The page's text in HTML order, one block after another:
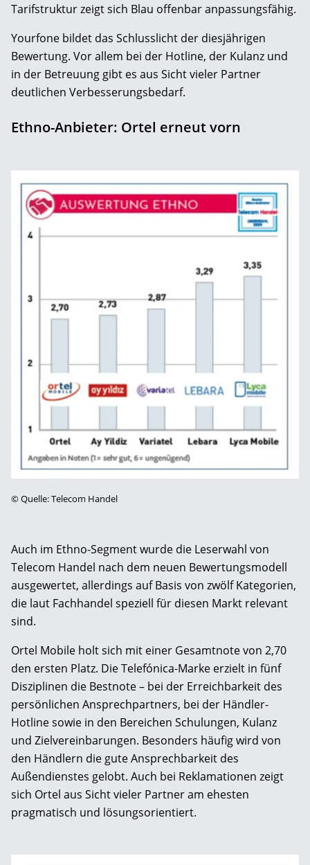
Tarifstruktur zeigt sich Blau offenbar anpassungsfähig.
Yourfone bildet das Schlusslicht der diesjährigen
Bewertung. Vor allem bei der Hotline, der Kulanz und
in der Betreuung gibt es aus Sicht vieler Partner
deutlichen Verbesserungsbedarf.
Ethno-Anbieter: Ortel erneut vorn
©Quelle: Telecom Handel
Auch im Ethno-Segment wurde die Leserwahl von
Telecom Handel nach dem neuen Bewertungsmodell
ausgewertet, allerdings auf Basis von zwölf Kategorien,
die laut Fachhandel speziell für diesen Markt relevant
sind.
Ortel Mobile holt sich mit einer Gesamtnote von 2,70
den ersten Platz. Die Telefónica-Marke erzielt in fünf
Disziplinen die Bestnote – bei der Erreichbarkeit des
persönlichen Ansprechpartners, bei der Händler-
Hotline sowie in den Bereichen Schulungen, Kulanz
und Zielvereinbarungen. Besonders häufig wird von
den Händlern die gute Ansprechbarkeit des
Außendienstes gelobt. Auch bei Reklamationen zeigt
sich Ortel aus Sicht vieler Partner am ehesten
pragmatisch und lösungsorientiert.